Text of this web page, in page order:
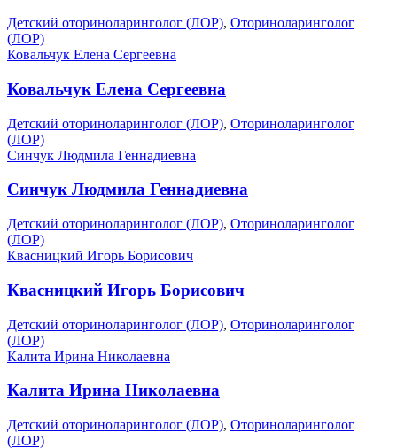
Детский оториноларинголог (ЛОР), Оториноларинголог
(ЛОР)
Ковальчук Елена Сергеевна
Ковальчук Елена Сергеевна
Детский оториноларинголог (ЛОР), Оториноларинголог
(ЛОР)
Синчук Людмила Геннадиевна
Синчук Людмила Геннадиевна
Детский оториноларинголог (ЛОР), Оториноларинголог
(ЛОР)
Квасницкий Игорь Борисович
Квасницкий Игорь Борисович
Детский оториноларинголог (ЛОР), Оториноларинголог
(ЛОР)
Калита Ирина Николаевна
Калита Ирина Николаевна
Детский оториноларинголог (ЛОР), Оториноларинголог
(ЛОР)